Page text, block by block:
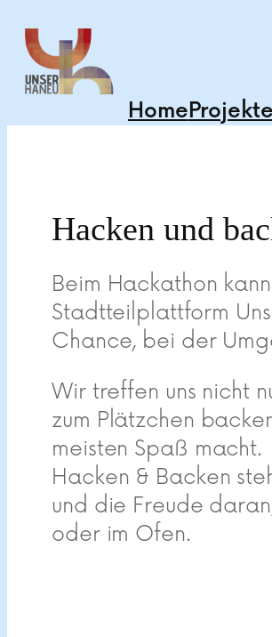
Inhalt
springen
HomeProjekte
Hacken und
Beim Hackathon
Stadtteilplattform
Chance, bei der
Wir treffen uns nicht
zum Plätzchen
meisten Spaß macht.
Hacken & Backen
und die Freude
oder im Ofen.